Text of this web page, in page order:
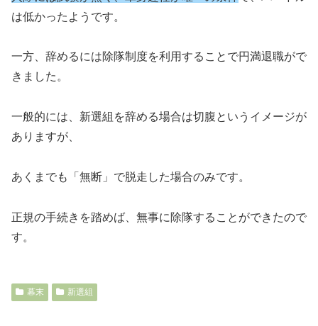
は低かったようです。
一方、辞めるには除隊制度を利用することで円満退職がで
きました。
一般的には、新選組を辞める場合は切腹というイメージが
ありますが、
あくまでも「無断」で脱走した場合のみです。
正規の手続きを踏めば、無事に除隊することができたので
す。
幕末 新選組